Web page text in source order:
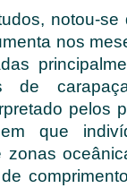
notou-
nos
de
pelos
em que